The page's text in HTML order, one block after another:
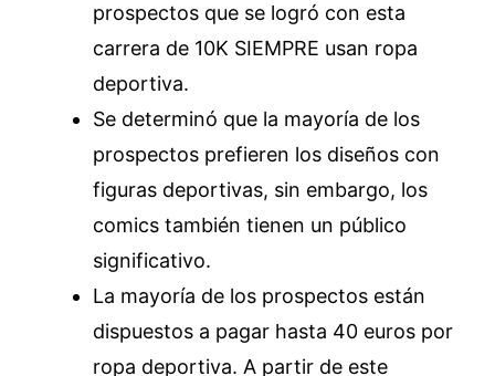
prospectos que se logró con esta
carrera de 10K SIEMPRE usan ropa
deportiva.
Se determinó que la mayoría de los
prospectos prefieren los diseños con
figuras deportivas, sin embargo, los
comics también tienen un público
significativo.
La mayoría de los prospectos están
dispuestos a pagar hasta 40 euros por
ropa deportiva. A partir de este